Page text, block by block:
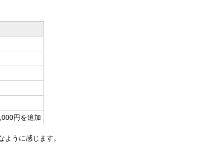
円を追加
うに感じます。